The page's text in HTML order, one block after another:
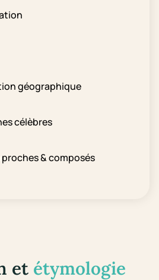
géographique
célèbres
& composés
et étymologie